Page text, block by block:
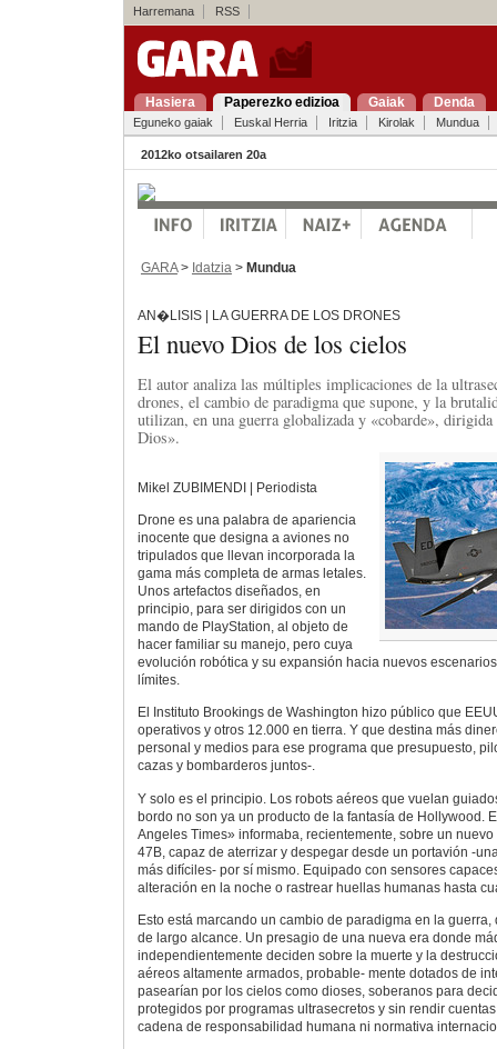
Harremana RSS
Hasiera Paperezko edizioa Gaiak Denda
Eguneko gaiak Euskal Herria Iritzia Kirolak Mundua
2012ko otsailaren 20a
GARA> Idatzia > Mundua
AN�LISIS | LA GUERRA DE LOS DRONES
El nuevo Dios de los cielos
El autor analiza las múltiples implicaciones de la
drones, el cambio de paradigma que supone, y la
utilizan, en una guerra globalizada y «cobarde», dirigida
Dios».
Mikel ZUBIMENDI | Periodista
Drone es una palabra de apariencia
inocente que designa a aviones no
tripulados que llevan incorporada la
gama más completa de armas letales.
Unos artefactos diseñados, en
principio, para ser dirigidos con un
mando de PlayStation, al objeto de
hacer familiar su manejo, pero cuya
evolución robótica y su expansión hacia nuevos
límites.
El Instituto Brookings de Washington hizo público que
operativos y otros 12.000 en tierra. Y que destina más
personal y medios para ese programa que presupuesto,
cazas y bombarderos juntos-.
Y solo es el principio. Los robots aéreos que vuelan
bordo no son ya un producto de la fantasía de Hollywood.
Angeles Times» informaba, recientemente, sobre un
47B, capaz de aterrizar y despegar desde un portavión -
más difíciles- por sí mismo. Equipado con sensores
alteración en la noche o rastrear huellas humanas hasta
Esto está marcando un cambio de paradigma en la
de largo alcance. Un presagio de una nueva era donde
independientemente deciden sobre la muerte y la
aéreos altamente armados, probable- mente dotados de
pasearían por los cielos como dioses, soberanos para
protegidos por programas ultrasecretos y sin rendir
cadena de responsabilidad humana ni normativa